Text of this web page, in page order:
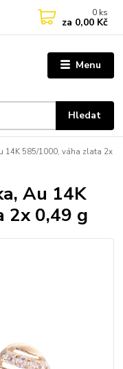
Menu
Hledat
0 ks
za 0,00 Kč
14K 585/1000, váha zlata 2x
Au 14K
2x 0,49 g